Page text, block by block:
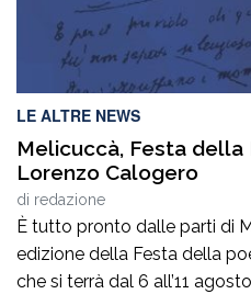
LE ALTRE NEWS
Melicuccà, Festa della
Lorenzo Calogero
di redazione
È tutto pronto dalle parti di
edizione della Festa della
che si terrà dal 6 all’11